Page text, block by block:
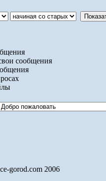
сообщения
gorod.com 2006